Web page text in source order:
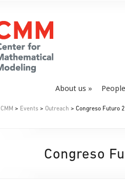
About us People
CMM > Events > Outreach > Congreso Futuro
Congreso